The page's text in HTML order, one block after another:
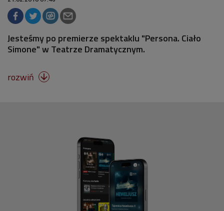
Jesteśmy po premierze spektaklu "Persona. Ciało
Simone" w Teatrze Dramatycznym.
rozwiń 